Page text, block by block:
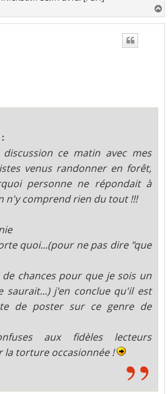
a
ce matin avec mes
venus randonner en forêt,
personne ne répondait à
n'y comprend rien du tout !!!
quoi...(pour ne pas dire "que
chances pour que je sois un
saurait...) j'en conclue qu'il est
de poster sur ce genre de
aux fidèles lecteurs
la torture occasionnée !